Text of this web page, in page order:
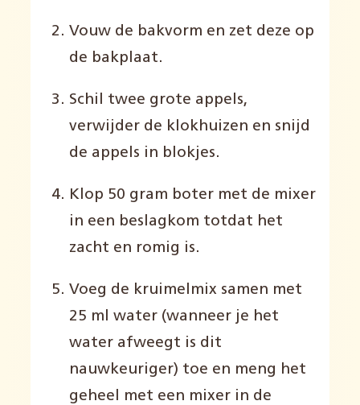
Vouw de bakvorm en zet deze op
de bakplaat.
Schil twee grote appels,
verwijder de klokhuizen en snijd
de appels in blokjes.
Klop 50 gram boter met de mixer
in een beslagkom totdat het
zacht en romig is.
Voeg de kruimelmix samen met
25 ml water (wanneer je het
water afweegt is dit
nauwkeuriger) toe en meng het
geheel met een mixer in de